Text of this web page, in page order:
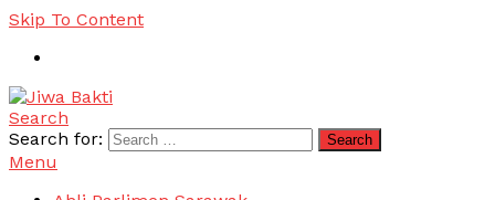
Skip To Content
Jiwa Bakti
Suara PBB Sarawak
Search
Search for:
Menu